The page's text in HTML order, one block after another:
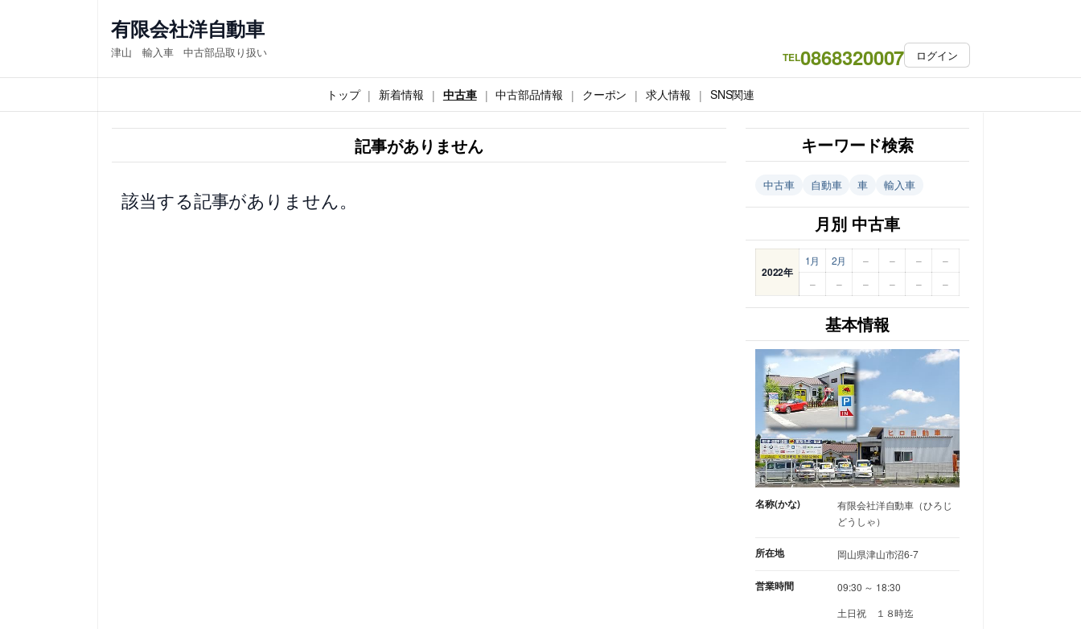
ス
キ
有限会社洋自動車
津山 輸入車 中古部品取り扱い TEL0868320007 ログイン
トップ 新着情報 中古車 中古部品情報 クーポン 求人情報 SNS関連
記事がありません
該当する記事がありません。
キーワード検索
中古車 自動車 車 輸入車
月別 中古車
2022年
1月 2月 – – –
–
–
– – – – –
基本情報
名称(かな)
有限会社洋自動車（ひろじ
どうしゃ）
所在地 岡山県津山市沼6-7
営業時間
09:30 ～ 18:30
土日祝 １８時迄